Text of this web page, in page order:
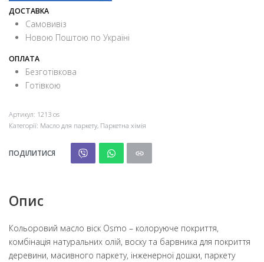
ДОСТАВКА
Самовивіз
Новою Поштою по Україні
ОПЛАТА
Безготівкова
Готівкою
Артикул: 1213 os
Категорії: Масло для паркету, Паркетна хімія
ПОДІЛИТИСЯ
Опис
Кольоровий масло віск Osmo – колоруюче покриття,
комбінація натуральних олій, воску та барвника для покриття
деревини, масивного паркету, інженерної дошки, паркету